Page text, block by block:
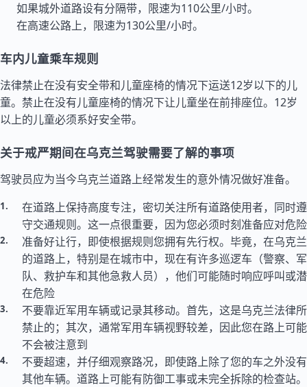
如果城外道路设有分隔带，限速为110公里/小时。
在高速公路上，限速为130公里/小时。
车内儿童乘车规则
法律禁止在没有安全带和儿童座椅的情况下运送12岁以下的儿
童。禁止在没有儿童座椅的情况下让儿童坐在前排座位。12岁
以上的儿童必须系好安全带。
关于戒严期间在乌克兰驾驶需要了解的事项
驾驶员应为当今乌克兰道路上经常发生的意外情况做好准备。
在道路上保持高度专注，密切关注所有道路使用者，同时遵
守交通规则。这一点很重要，因为您必须时刻准备应对危险
准备好让行，即使根据规则您拥有先行权。毕竟，在乌克兰
的道路上，特别是在城市中，现在有许多巡逻车（警察、军
队、救护车和其他急救人员），他们可能随时响应呼叫或潜
在危险
不要靠近军用车辆或记录其移动。首先，这是乌克兰法律所
禁止的；其次，通常军用车辆视野较差，因此您在路上可能
不会被注意到
不要超速，并仔细观察路况，即使路上除了您的车之外没有
其他车辆。道路上可能有防御工事或未完全拆除的检查站。